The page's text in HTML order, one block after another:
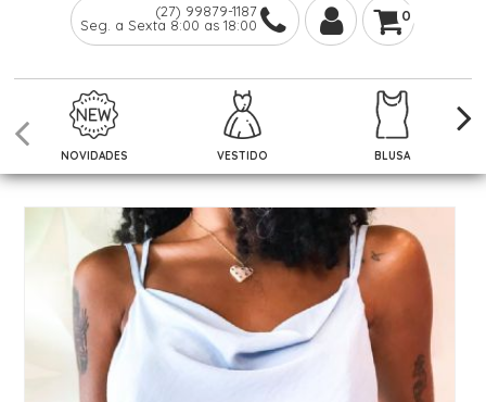
(27) 99879-1187
Seg. a Sexta 8:00 as 18:00
0
NOVIDADES VESTIDO BLUSA